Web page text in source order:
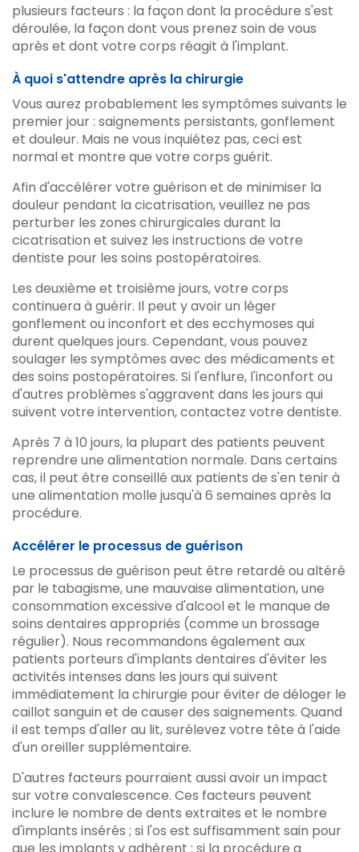
plusieurs facteurs : la façon dont la procédure s'est
déroulée, la façon dont vous prenez soin de vous
après et dont votre corps réagit à l'implant.
À quoi s'attendre après la chirurgie
Vous aurez probablement les symptômes suivants le
premier jour : saignements persistants, gonflement
et douleur. Mais ne vous inquiétez pas, ceci est
normal et montre que votre corps guérit.
Afin d'accélérer votre guérison et de minimiser la
douleur pendant la cicatrisation, veuillez ne pas
perturber les zones chirurgicales durant la
cicatrisation et suivez les instructions de votre
dentiste pour les soins postopératoires.
Les deuxième et troisième jours, votre corps
continuera à guérir. Il peut y avoir un léger
gonflement ou inconfort et des ecchymoses qui
durent quelques jours. Cependant, vous pouvez
soulager les symptômes avec des médicaments et
des soins postopératoires. Si l'enflure, l'inconfort ou
d'autres problèmes s'aggravent dans les jours qui
suivent votre intervention, contactez votre dentiste.
Après 7 à 10 jours, la plupart des patients peuvent
reprendre une alimentation normale. Dans certains
cas, il peut être conseillé aux patients de s'en tenir à
une alimentation molle jusqu'à 6 semaines après la
procédure.
Accélérer le processus de guérison
Le processus de guérison peut être retardé ou altéré
par le tabagisme, une mauvaise alimentation, une
consommation excessive d'alcool et le manque de
soins dentaires appropriés (comme un brossage
régulier). Nous recommandons également aux
patients porteurs d'implants dentaires d'éviter les
activités intenses dans les jours qui suivent
immédiatement la chirurgie pour éviter de déloger le
caillot sanguin et de causer des saignements. Quand
il est temps d'aller au lit, surélevez votre tête à l'aide
d'un oreiller supplémentaire.
D'autres facteurs pourraient aussi avoir un impact
sur votre convalescence. Ces facteurs peuvent
inclure le nombre de dents extraites et le nombre
d'implants insérés ; si l'os est suffisamment sain pour